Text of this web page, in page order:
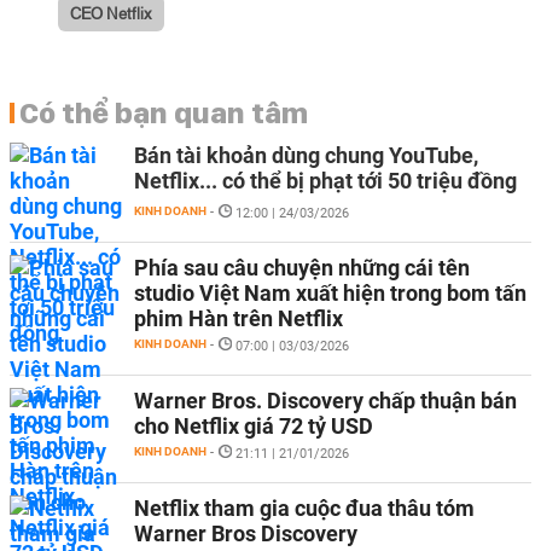
CEO Netflix
Có thể bạn quan tâm
Bán tài khoản dùng chung YouTube,
Netflix... có thể bị phạt tới 50 triệu đồng
KINH DOANH - 12:00 | 24/03/2026
Phía sau câu chuyện những cái tên
studio Việt Nam xuất hiện trong bom tấn
phim Hàn trên Netflix
KINH DOANH - 07:00 | 03/03/2026
Warner Bros. Discovery chấp thuận bán
cho Netflix giá 72 tỷ USD
KINH DOANH - 21:11 | 21/01/2026
Netflix tham gia cuộc đua thâu tóm
Warner Bros Discovery